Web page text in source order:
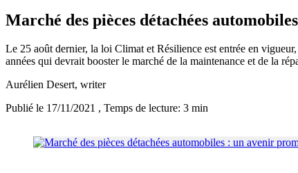
Marché des pièces détachées
Le 25 août dernier, la loi Climat et Résilience est entrée en
années qui devrait booster le marché de la maintenance et de la
Aurélien Desert, writer
Publié le 17/11/2021 , Temps de lecture: 3 min